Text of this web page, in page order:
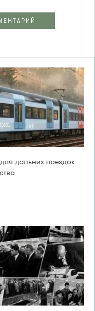
дальних поездок